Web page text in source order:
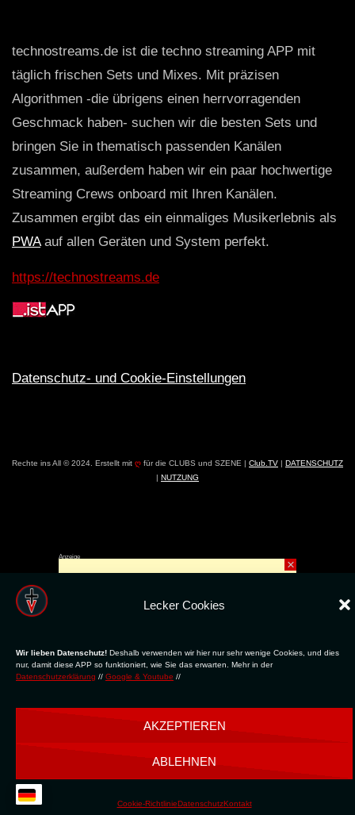
Lecker Cookies
Wir lieben Datenschutz! Deshalb verwenden wir hier nur sehr wenige Cookies, und dies
nur, damit diese APP so funktioniert, wie Sie das erwarten. Mehr in der
Datenschutzerklärung // Google & Youtube //
AKZEPTIEREN
ABLEHNEN
Cookie-RichtlinieDatenschutzKontakt
technostreams.de ist die techno streaming APP mit
täglich frischen Sets und Mixes. Mit präzisen
Algorithmen -die übrigens einen herrvorragenden
Geschmack haben- suchen wir die besten Sets und
bringen Sie in thematisch passenden Kanälen
zusammen, außerdem haben wir ein paar hochwertige
Streaming Crews onboard mit Ihren Kanälen.
Zusammen ergibt das ein einmaliges Musikerlebnis als
PWAauf allen Geräten und System perfekt.
https://technostreams.de
Datenschutz- und Cookie-Einstellungen
Rechte ins All © 2024. Erstellt mit ღ für die CLUBS und SZENE | Club.TV | DATENSCHUTZ
| NUTZUNG
Anzeige
×